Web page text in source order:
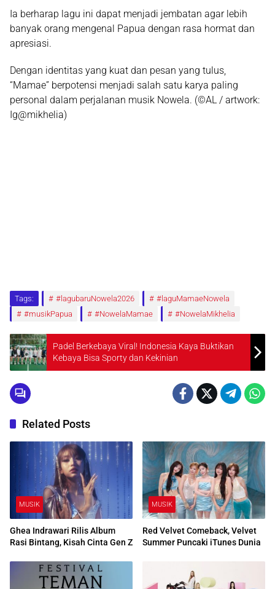
Ia berharap lagu ini dapat menjadi jembatan agar lebih
banyak orang mengenal Papua dengan rasa hormat dan
apresiasi.
Dengan identitas yang kuat dan pesan yang tulus,
“Mamae” berpotensi menjadi salah satu karya paling
personal dalam perjalanan musik Nowela. (©AL / artwork:
Ig@mikhelia)
Tags: #lagubaruNowela2026
#laguMamaeNowela
#musikPapua
#NowelaMamae #NowelaMikhelia
Padel Berkebaya Viral! Indonesia Kaya Buktikan
Kebaya Bisa Sporty dan Kekinian
Related Posts
MUSIK
Ghea Indrawari Rilis Album
Rasi Bintang, Kisah Cinta Gen Z
MUSIK
Red Velvet Comeback, Velvet
Summer Puncaki iTunes Dunia